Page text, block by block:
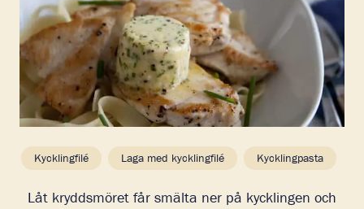
Kycklingfilé Laga med kycklingfilé Kycklingpasta
Låt kryddsmöret får smälta ner på kycklingen och